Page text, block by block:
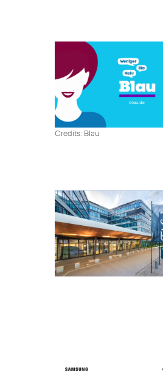
Credits: Blau